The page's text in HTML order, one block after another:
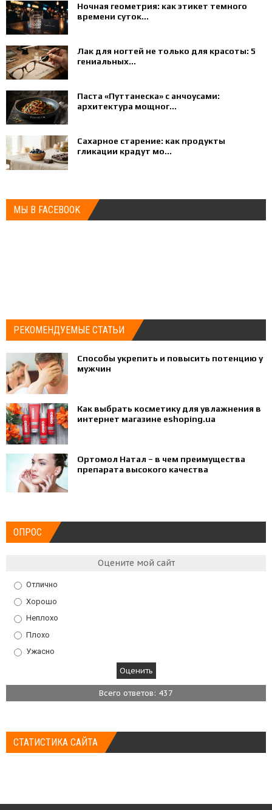
Ночная геометрия: как этикет темного
времени суток...
Лак для ногтей не только для красоты: 5
гениальных...
Паста «Путтанеска» с анчоусами:
архитектура мощног...
Сахарное старение: как продукты
гликации крадут мо...
МЫ В FACEBOOK
РЕКОМЕНДУЕМЫЕ СТАТЬИ
Способы укрепить и повысить потенцию у
мужчин
Как выбрать косметику для увлажнения в
интернет магазине eshoping.ua
Ортомол Натал – в чем преимущества
препарата высокого качества
ОПРОС
Оцените мой сайт
Отлично
Хорошо
Неплохо
Плохо
Ужасно
Всего ответов: 437
СТАТИСТИКА САЙТА